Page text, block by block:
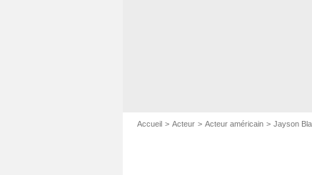
Accueil Acteur Acteur américain Jayson